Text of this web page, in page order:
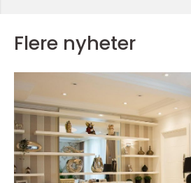
Flere nyheter